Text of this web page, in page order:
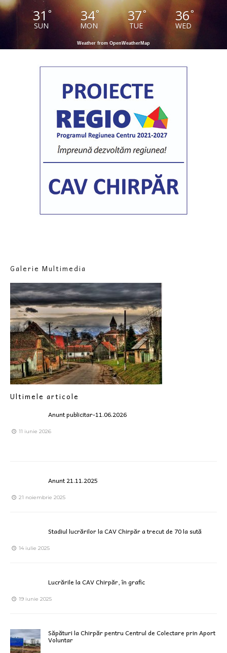
31 °
SUN
34°
MON
37°
TUE
36°
WED
Weather from OpenWeatherMap
Galerie Multimedia
Ultimele articole
Anunt publicitar-11.06.2026
11 iunie 2026
Anunt 21.11.2025
21 noiembrie 2025
Stadiul lucrărilor la CAV Chirpăr a trecut de 70 la sută
14 iulie 2025
Lucrările la CAV Chirpăr, în grafic
19 iunie 2025
Săpături la Chirpăr pentru Centrul de Colectare prin Aport
Voluntar